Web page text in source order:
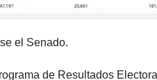
el Senado.
de Resultados